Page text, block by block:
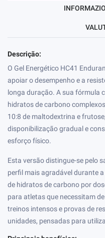
Descrição:
O Gel Energético HC41
apoiar o desempenho e a
longa duração. A sua fórmula
hidratos de carbono
10:8 de maltodextrina e
disponibilização gradual e
esforço físico.
Esta versão distingue-se pelo
perfil mais agradável durante
de hidratos de carbono por
para atletas que necessitam
treinos intensos e provas de
unidades, pensadas para